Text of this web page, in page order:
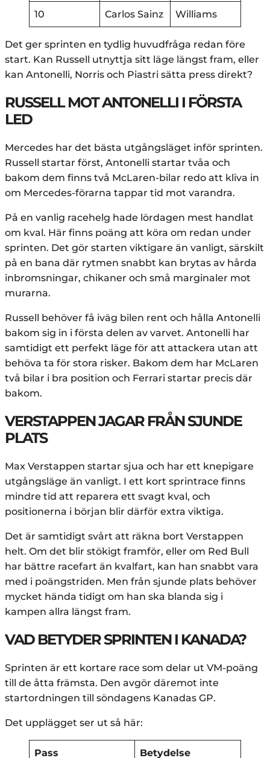
10 Carlos Sainz Williams
Det ger sprinten en tydlig huvudfråga redan före
start. Kan Russell utnyttja sitt läge längst fram, eller
kan Antonelli, Norris och Piastri sätta press direkt?
RUSSELL MOT ANTONELLI I FÖRSTA
LED
Mercedes har det bästa utgångsläget inför sprinten.
Russell startar först, Antonelli startar tvåa och
bakom dem finns två McLaren-bilar redo att kliva in
om Mercedes-förarna tappar tid mot varandra.
På en vanlig racehelg hade lördagen mest handlat
om kval. Här finns poäng att köra om redan under
sprinten. Det gör starten viktigare än vanligt, särskilt
på en bana där rytmen snabbt kan brytas av hårda
inbromsningar, chikaner och små marginaler mot
murarna.
Russell behöver få iväg bilen rent och hålla Antonelli
bakom sig in i första delen av varvet. Antonelli har
samtidigt ett perfekt läge för att attackera utan att
behöva ta för stora risker. Bakom dem har McLaren
två bilar i bra position och Ferrari startar precis där
bakom.
VERSTAPPEN JAGAR FRÅN SJUNDE
PLATS
Max Verstappen startar sjua och har ett knepigare
utgångsläge än vanligt. I ett kort sprintrace finns
mindre tid att reparera ett svagt kval, och
positionerna i början blir därför extra viktiga.
Det är samtidigt svårt att räkna bort Verstappen
helt. Om det blir stökigt framför, eller om Red Bull
har bättre racefart än kvalfart, kan han snabbt vara
med i poängstriden. Men från sjunde plats behöver
mycket hända tidigt om han ska blanda sig i
kampen allra längst fram.
VAD BETYDER SPRINTEN I KANADA?
Sprinten är ett kortare race som delar ut VM-poäng
till de åtta främsta. Den avgör däremot inte
startordningen till söndagens Kanadas GP.
Det upplägget ser ut så här:
Pass Betydelse